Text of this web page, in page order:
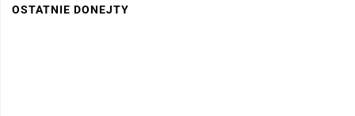
OSTATNIE DONEJTY